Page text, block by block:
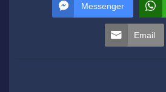
Messenger
Email